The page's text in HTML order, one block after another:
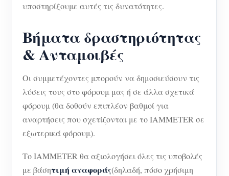
υποστηρίξουμε αυτές τις δυνατότητες.
Βήματα δραστηριότητας
& Ανταμοιβές
Οι συμμετέχοντες μπορούν να δημοσιεύσουν τις
λύσεις τους στο φόρουμ μας ή σε άλλα σχετικά
φόρουμ (θα δοθούν επιπλέον βαθμοί για
αναρτήσεις που σχετίζονται με το IAMMETER σε
εξωτερικά φόρουμ).
Το IAMMETER θα αξιολογήσει όλες τις υποβολές
με βάσητιμή αναφοράς(δηλαδή, πόσο χρήσιμη